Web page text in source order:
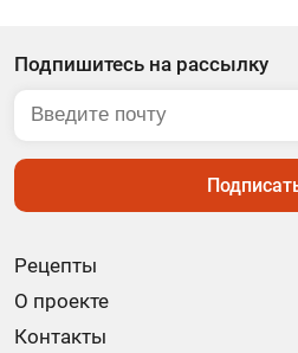
Рецепты
О проекте
Контакты
Подпишитесь на рассылку